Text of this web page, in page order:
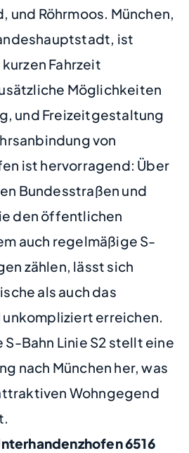
und Röhrmoos. München,
ist
Fahrzeit
Möglichkeiten
und Freizeitgestaltung
von
ist hervorragend: Über
Bundesstraßen und
den öffentlichen
auch regelmäßige S-
zählen, lässt sich
als auch das
unkompliziert erreichen.
Bahn Linie S2 stellt eine
nach München her, was
Wohngegend
6516